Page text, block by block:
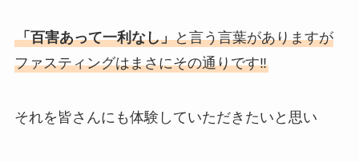
「百害あって一利なし」と言う言葉がありますが
ファスティングはまさにその通りです‼️
それを皆さんにも体験していただきたいと思い